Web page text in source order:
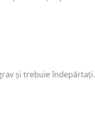
și trebuie îndepărtați.